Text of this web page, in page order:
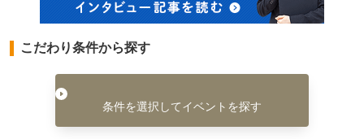
こだわり条件から探す
条件を選択してイベントを探す